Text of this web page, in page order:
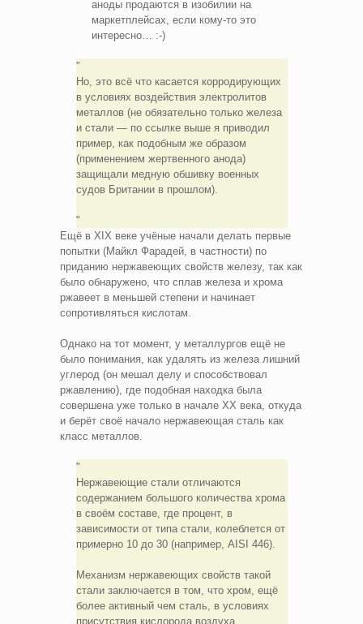
аноды продаются в изобилии на
маркетплейсах, если кому-то это
интересно… :-)
Но, это всё что касается корродирующих
в условиях воздействия электролитов
металлов (не обязательно только железа
и стали — по ссылке выше я приводил
пример, как подобным же образом
(применением жертвенного анода)
защищали медную обшивку военных
судов Британии в прошлом).
Ещё в XIX веке учёные начали делать первые
попытки (Майкл Фарадей, в частности) по
приданию нержавеющих свойств железу, так как
было обнаружено, что сплав железа и хрома
ржавеет в меньшей степени и начинает
сопротивляться кислотам.
Однако на тот момент, у металлургов ещё не
было понимания, как удалять из железа лишний
углерод (он мешал делу и способствовал
ржавлению), где подобная находка была
совершена уже только в начале XX века, откуда
и берёт своё начало нержавеющая сталь как
класс металлов.
Нержавеющие стали отличаются
содержанием большого количества хрома
в своём составе, где процент, в
зависимости от типа стали, колеблется от
примерно 10 до 30 (например, AISI 446).
Механизм нержавеющих свойств такой
стали заключается в том, что хром, ещё
более активный чем сталь, в условиях
присутствия кислорода воздуха